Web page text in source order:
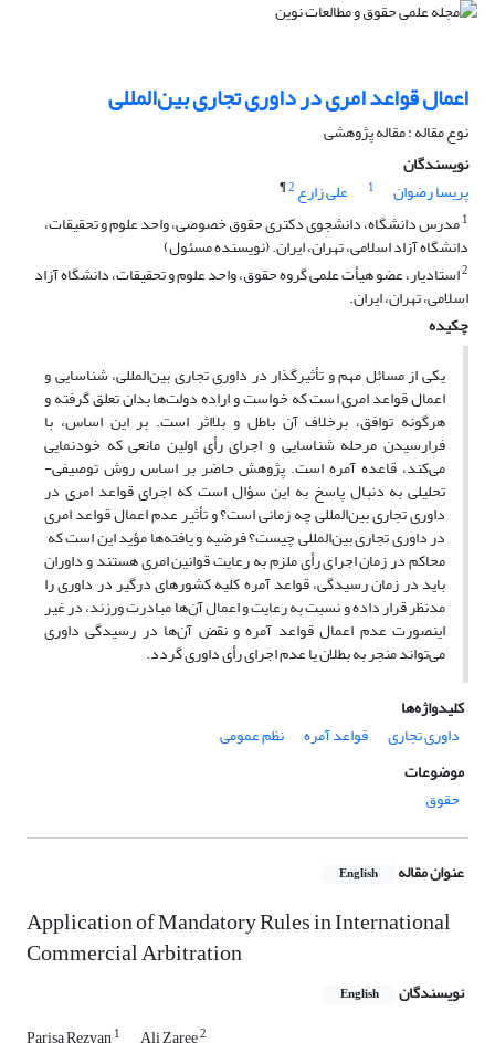
اعمال قواعد امری در داوری تجاری بین‌المللی
نوع مقاله : مقاله پژوهشی
نویسندگان
پریسا رضوان
1 علی زارع 2
¶
1مدرس دانشگاه، دانشجوی دکتری حقوق خصوصی، واحد علوم و تحقیقات،
دانشگاه آزاد اسلامی، تهران، ایران. (نویسنده مسئول)
2استادیار، عضو هیأت علمی گروه حقوق، واحد علوم و تحقیقات، دانشگاه آزاد
اسلامی، تهران، ایران.
چکیده
یکی از مسائل مهم و تأثیرگذار در داوری تجاری بین‌المللی، شناسایی و
اعمال قواعد امری است که خواست و اراده دولت‌ها بدان تعلق گرفته و
هرگونه توافق، برخلاف آن باطل و بلااثر است. بر این اساس، با
فرارسیدن مرحله شناسایی و اجرای رأی اولین مانعی که خودنمایی
می‌کند، قاعده آمره است. پژوهش حاضر بر اساس روش توصیفی-
تحلیلی به دنبال پاسخ به این سؤال‌ است که اجرای قواعد امری در
داوری تجاری بین‌المللی چه زمانی است؟ و تأثیر عدم اعمال قواعد امری
در داوری تجاری بین‌المللی چیست؟ فرضیه و یافته‌ها مؤید این است که
محاکم در زمان اجرای رأی ملزم به رعایت قوانین امری هستند و داوران
باید در زمان رسیدگی، قواعد آمره کلیه کشورهای درگیر در داوری را
مدنظر قرار داده و نسبت به رعایت و اعمال آن‌ها مبادرت ورزند، در غیر
اینصورت عدم اعمال قواعد آمره و نقض آن‌ها در رسیدگی داوری
می‌تواند منجر به بطلان یا عدم اجرای رأی داوری گردد.
کلیدواژه‌ها
داوری تجاری
قواعد آمره
نظم عمومی
موضوعات
حقوق
عنوان مقاله English
Application of Mandatory Rules in International
Commercial Arbitration
نویسندگان English
1
2